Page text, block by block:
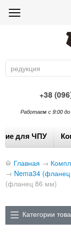
+38
Работаем с 9:00 до
для ЧПУ
Главная →
→ Nema34
(фланец 86 мм)
Категории